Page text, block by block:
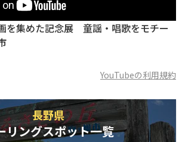
を集めた記念展 童謡・唱歌をモチー
YouTubeの利用規約
長野県
リングスポット一覧